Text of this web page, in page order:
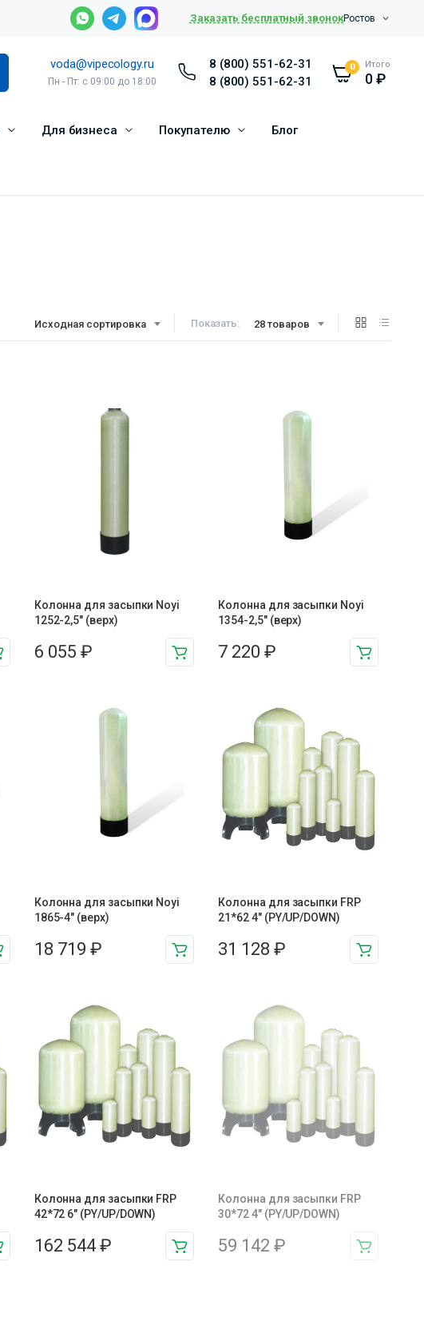
Заказать бесплатный звонокРостов
voda@vipecology.ru
Пн - Пт: с 09:00 до 18:00
8 (800) 551-62-31
8 (800) 551-62-31
0 Итого
0₽
Для бизнеса Покупателю Блог
Исходная сортировка Показать: 28 товаров
Колонна для засыпки Noyi
1252-2,5″ (верх)
6 055 ₽
Колонна для засыпки Noyi
1354-2,5″ (верх)
7 220₽
Колонна для засыпки Noyi
1865-4″ (верх)
18 719 ₽
Колонна для засыпки FRP
21*62 4″ (PY/UP/DOWN)
31 128₽
Колонна для засыпки FRP
42*72 6″ (PY/UP/DOWN)
162 544 ₽
Колонна для засыпки FRP
30*72 4″ (PY/UP/DOWN)
59 142₽